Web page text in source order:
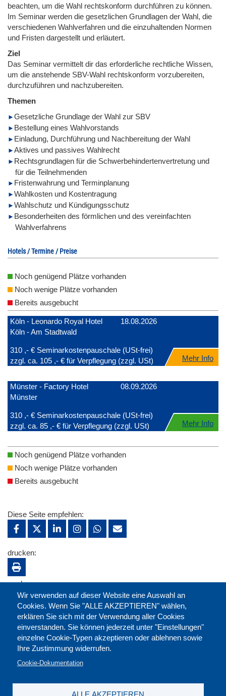
beachten, um die Wahl rechtskonform durchführen zu können.
Im Seminar werden die gesetzlichen Grundlagen der Wahl, die
verschiedenen Wahlverfahren und die einzuhaltenden Normen
und Fristen dargestellt und erläutert.
Ziel
Das Seminar vermittelt dir das erforderliche rechtliche Wissen,
um die anstehende SBV-Wahl rechtskonform vorzubereiten,
durchzuführen und nachzubereiten.
Themen
Gesetzliche Grundlage der Wahl zur SBV
Bestellung eines Wahlvorstands
Einladung, Durchführung und Nachbereitung der Wahl
Aktives und passives Wahlrecht
Rechtsgrundlagen für die Schwerbehindertenvertretung und
für die Teilnehmenden
Fristenwahrung und Terminplanung
Wahlkosten und Kostentragung
Wahlschutz und Kündigungsschutz
Besonderheiten des förmlichen und des vereinfachten
Wahlverfahrens
Hotels / Termine / Preise
Noch genügend Plätze vorhanden
Noch wenige Plätze vorhanden
Bereits ausgebucht
Köln - Leonardo Royal Hotel
Köln - Am Stadtwald
18.08.2026
310 ,- € Seminarkostenpauschale (USt-frei)
zzgl. ca. 105 ,- € für Verpflegung (zzgl. USt)
Mehr Info
Münster - Factory Hotel
Münster
08.09.2026
310 ,- € Seminarkostenpauschale (USt-frei)
zzgl. ca. 85 ,- € für Verpflegung (zzgl. USt)
Mehr Info
Noch genügend Plätze vorhanden
Noch wenige Plätze vorhanden
Bereits ausgebucht
Wir verwenden auf dieser Website eine Auswahl an
Cookies. Wenn Sie "ALLE AKZEPTIEREN" wählen,
erklären Sie sich mit der Verwendung aller Cookies
einverstanden. Sie können jederzeit unter "Einstellungen"
einzelne Cookie-Typen akzeptieren oder ablehnen sowie
Ihre Zustimmung widerrufen.
Cookie-Dokumentation
ALLE AKZEPTIEREN
Diese Seite empfehlen:
drucken:
merken: